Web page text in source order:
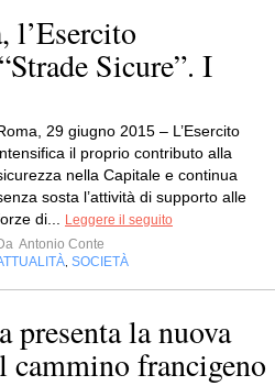
l’Esercito
Sicure”. I
29 giugno 2015 – L’Esercito
il proprio contributo alla
nella Capitale e continua
sosta l’attività di supporto alle
di...
Leggere il seguito
Antonio Conte
SOCIETÀ
presenta la nuova
cammino francigeno